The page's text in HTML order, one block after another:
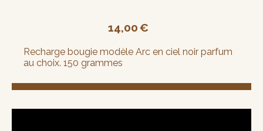
14,00€
Recharge bougie modèle Arc en ciel noir parfum
au choix. 150 grammes